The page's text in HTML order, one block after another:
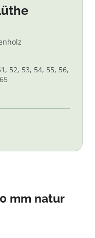
52, 53, 54, 55, 56,
mm natur